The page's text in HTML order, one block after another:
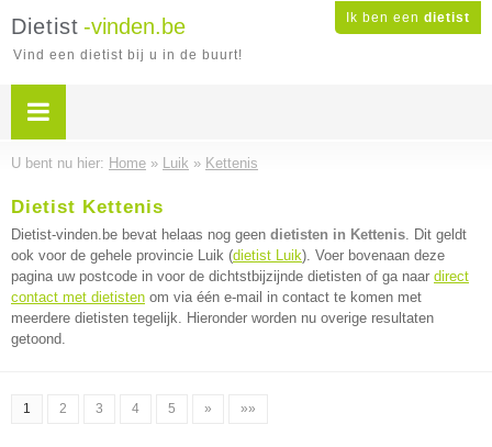
Ik ben een dietist
Dietist -vinden.be
Vind een dietist bij u in de buurt!
U bent nu hier: Home » Luik » Kettenis
Dietist Kettenis
Dietist-vinden.be bevat helaas nog geen dietisten in Kettenis. Dit geldt
ook voor de gehele provincie Luik (dietist Luik). Voer bovenaan deze
pagina uw postcode in voor de dichtstbijzijnde dietisten of ga naar direct
contact met dietisten om via één e-mail in contact te komen met
meerdere dietisten tegelijk. Hieronder worden nu overige resultaten
getoond.
1 2 3 4 5 » »»